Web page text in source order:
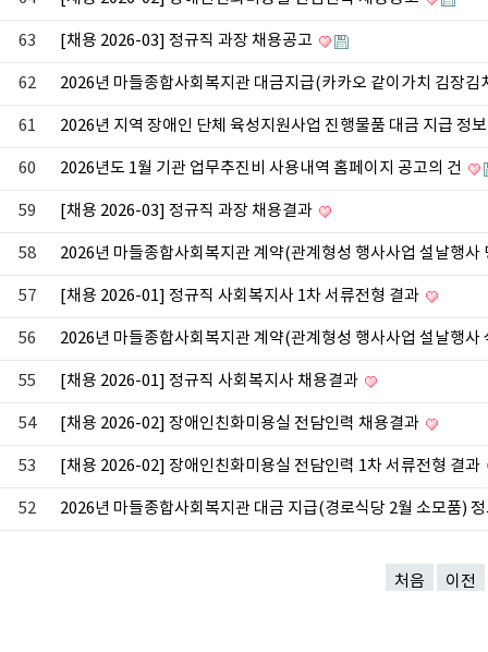
63 [채용 2026-03] 정규직 과장 채용공고
62 2026년 마들종합사회복지관 대금지급(카카오 같이가치 김장
61 2026년 지역 장애인 단체 육성지원사업 진행물품 대금 지급 정
60 2026년도 1월 기관 업무추진비 사용내역 홈페이지 공고의 건
59 [채용 2026-03] 정규직 과장 채용결과
58 2026년 마들종합사회복지관 계약(관계형성 행사사업 설날행
57 [채용 2026-01] 정규직 사회복지사 1차 서류전형 결과
56 2026년 마들종합사회복지관 계약(관계형성 행사사업 설날행사
55 [채용 2026-01] 정규직 사회복지사 채용결과
54 [채용 2026-02] 장애인친화미용실 전담인력 채용결과
53 [채용 2026-02] 장애인친화미용실 전담인력 1차 서류전형 결과
52 2026년 마들종합사회복지관 대금 지급(경로식당 2월 소모품)
처음 이전